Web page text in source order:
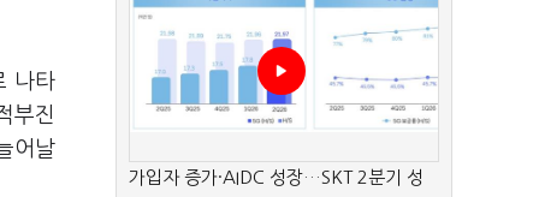
나타
부진
어날
가입자 증가·AIDC 성장…SKT 2분기 성